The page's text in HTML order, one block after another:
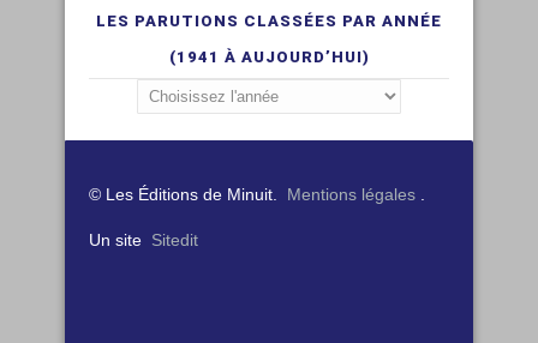
LES PARUTIONS CLASSÉES PAR ANNÉE
(1941 À AUJOURD’HUI)
© Les Éditions de Minuit. Mentions légales
Un site Sitedit